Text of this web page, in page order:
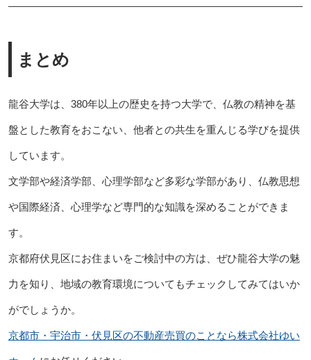
まとめ
龍谷大学は、380年以上の歴史を持つ大学で、仏教の精神を基
盤とした教育をおこない、他者との共生を重んじる学びを提供
しています。
文学部や経済学部、心理学部など多彩な学部があり、仏教思想
や国際経済、心理学など専門的な知識を深めることができま
す。
京都府伏見区にお住まいをご検討中の方は、ぜひ龍谷大学の魅
力を知り、地域の教育環境についてもチェックしてみてはいか
がでしょうか。
京都市・宇治市・伏見区の不動産売買のことなら株式会社ゆい